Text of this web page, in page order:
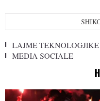
LAJME TEKNOLOGJIKE
MEDIA SOCIALE